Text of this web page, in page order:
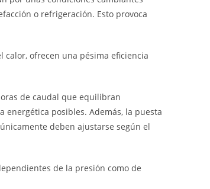
o refrigeración. Esto provoca
ofrecen una pésima eficiencia
de caudal que equilibran
posibles. Además, la puesta
deben ajustarse según el
de la presión como de